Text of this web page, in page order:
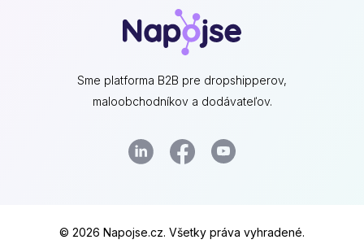
Sme platforma B2B pre dropshipperov,
maloobchodníkov a dodávateľov.
© 2026 Napojse.cz. Všetky práva vyhradené.